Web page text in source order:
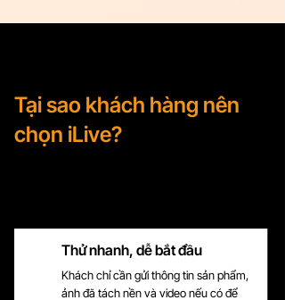
Tại sao khách hàng nên
chọn iLive?
Thử nhanh, dễ bắt đầu
Khách chỉ cần gửi thông tin sản phẩm,
ảnh đã tách nền và video nếu có để